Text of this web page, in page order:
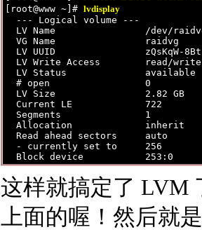
[root@www ~]# lvdisplay
  --- Logical volume ---
LV Name                /dev/
  VG Name                raidvg
LV UUID                zQsKqW-
  LV Write Access        read/write
  LV Status              available
  # open                 0
  LV Size                2.82 GB
  Current LE             722
  Segments               1
  Allocation             inherit
  Read ahead sectors     auto
  - currently set to     256
这样就搞定了 LVM
上面的喔！然后就